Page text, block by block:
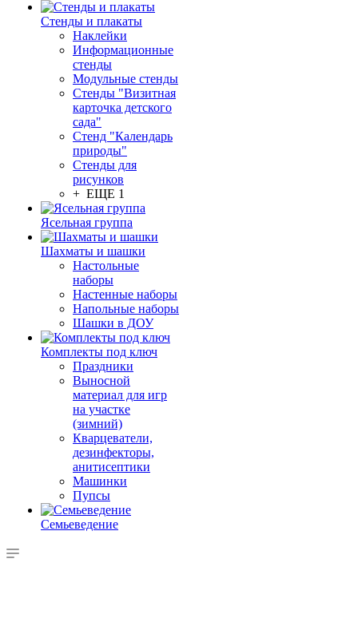
Стенды и плакаты
Наклейки
Информационные
стенды
Модульные стенды
Стенды "Визитная
карточка детского
сада"
Стенд "Календарь
природы"
Стенды для
рисунков
+ ЕЩЕ 1
Ясельная группа
Шахматы и шашки
Настольные
наборы
Настенные наборы
Напольные наборы
Шашки в ДОУ
Комплекты под ключ
Праздники
Выносной
материал для игр
на участке
(зимний)
Кварцеватели,
дезинфекторы,
анитисептики
Машинки
Пупсы
Семьеведение